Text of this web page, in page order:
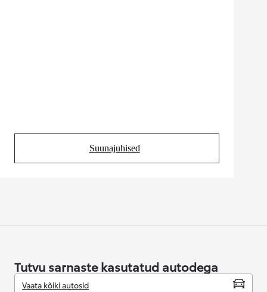
Suunajuhised
(Opens in new tab)
Tutvu sarnaste kasutatud autodega
Vaata kõiki autosid